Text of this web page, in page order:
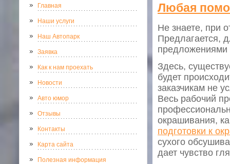
Главная
Наши услуги
Наш Автопарк
Заявка
Как к нам проехать
Новости
Авто юмор
Отзывы
Контакты
Карта сайта
Полезная информация
Любая
Не знаете, при
Предлагается,
предложениями
Здесь,
будет
заказчикам не
Весь рабочий
окрашивания,
подготовки к
сухого
дает чувство